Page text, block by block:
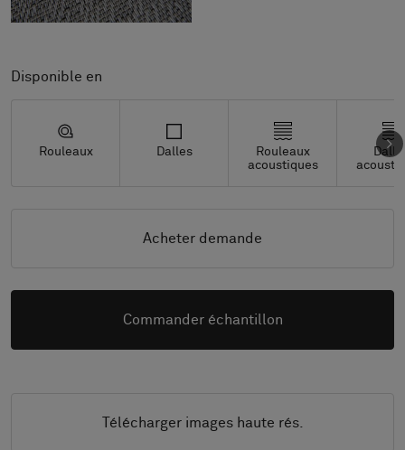
Disponible en
Rouleaux Dalles
Rouleaux
acoustiques
Acheter demande
Commander échantillon
Télécharger images haute rés.